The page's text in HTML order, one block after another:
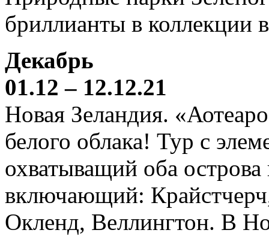
бриллианты в коллекции
Декабрь
01.12 – 12.12.21
Новая Зеландия.
белого облака! Тур с
охватыващий оба
включающий:
Окленд, Веллингтон. В